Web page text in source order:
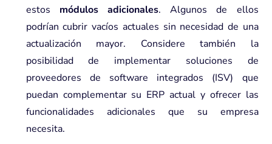
estos módulos adicionales. Algunos de ellos
podrían cubrir vacíos actuales sin necesidad de una
actualización mayor. Considere también la
posibilidad de implementar soluciones de
proveedores de software integrados (ISV) que
puedan complementar su ERP actual y ofrecer las
funcionalidades adicionales que su empresa
necesita.